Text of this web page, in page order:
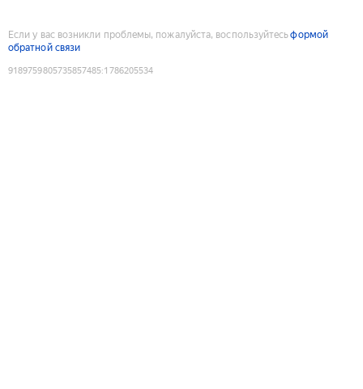
Если у вас возникли проблемы, пожалуйста, воспользуйтесьформой
обратной связи
9189759805735857485:1786205534